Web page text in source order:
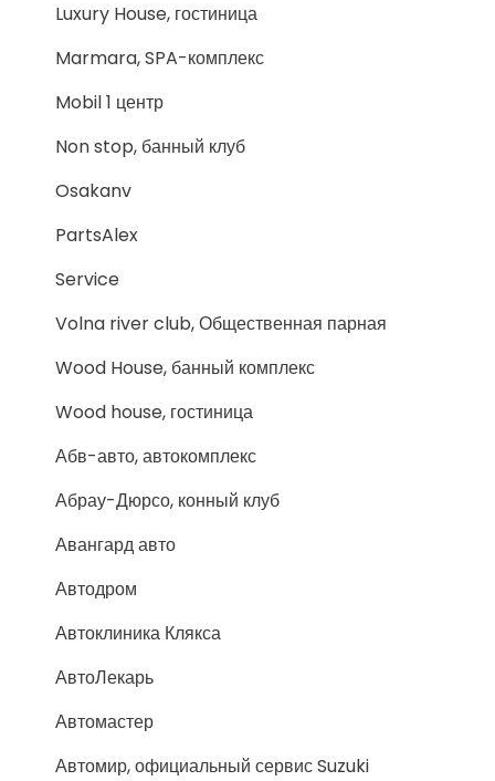
Luxury House, гостиница
Marmara, SPA-комплекс
Mobil 1 центр
Non stop, банный клуб
Osakanv
PartsAlex
Service
Volna river club, Общественная парная
Wood House, банный комплекс
Wood house, гостиница
Абв-авто, автокомплекс
Абрау-Дюрсо, конный клуб
Авангард авто
Автодром
Автоклиника Клякса
АвтоЛекарь
Автомастер
Автомир, официальный сервис Suzuki